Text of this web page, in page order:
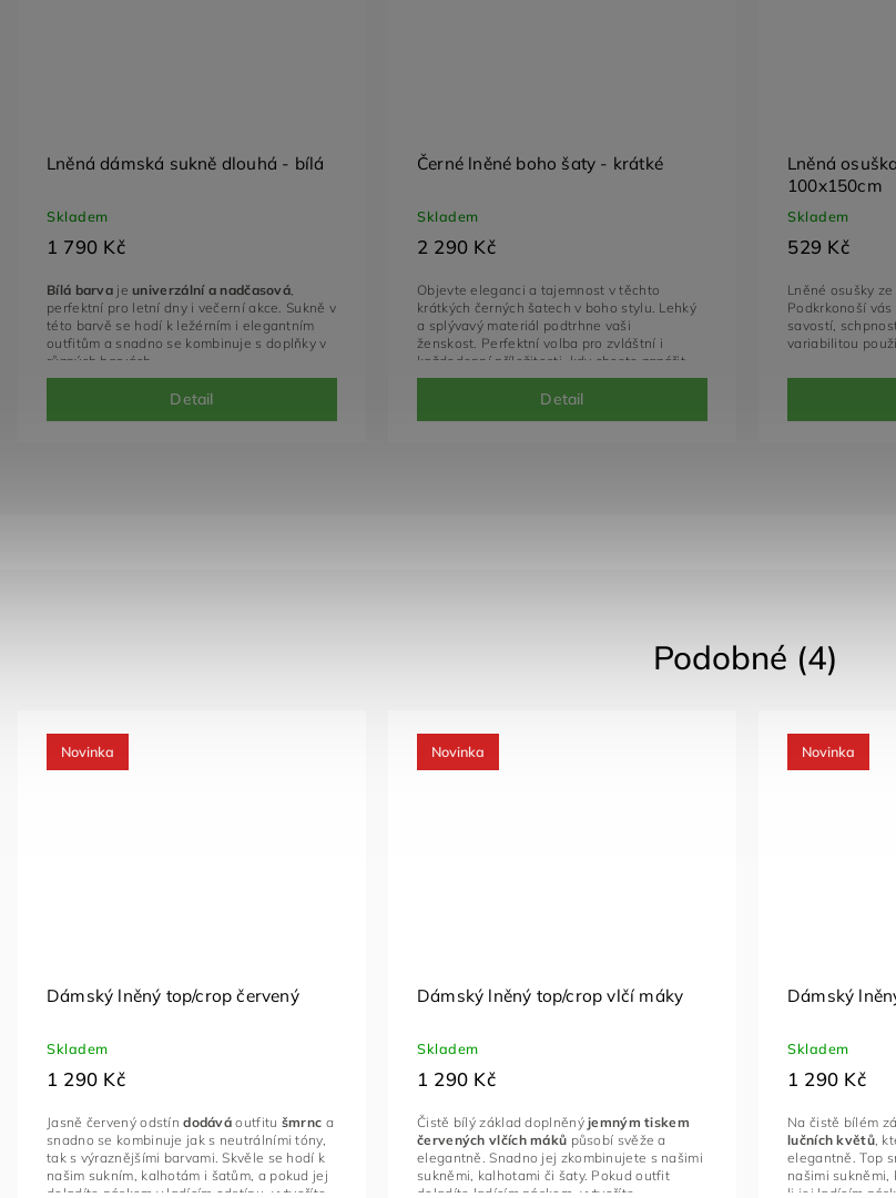
Lněná dámská sukně dlouhá - bílá
Skladem
1 790 Kč
Detail
Bílá barva je univerzální a nadčasová
perfektní pro letní dny i večerní akce. Sukně v
této barvě se hodí k ležérním i elegantním
outfitům a snadno se kombinuje s doplňky v
různých barvách.
Černé lněné boho šaty - krátké
Skladem
2 290 Kč
Detail
Objevte eleganci a tajemnost v těchto
krátkých černých šatech v boho stylu. Lehký
a splývavý materiál podtrhne vaši
ženskost. Perfektní volba pro zvláštní i
každodenní příležitosti, kdy chcete zazářit.
Lněná
100x150cm
Skladem
529 Kč
Lněné osušky
Podkrkonoší
savostí,
variabilitou
Podobné (4)
Novinka
Dámský lněný top/crop červený
Skladem
1 290 Kč
Jasně červený odstíndodává outfitu šmrnc a
snadno se kombinuje jak s neutrálními tóny,
tak s výraznějšími barvami. Skvěle se hodí k
našim sukním, kalhotám i šatům, a pokud jej
doladíte páskem v ladícím odstínu, vytvoříte
Novinka
Dámský lněný top/crop vlčí máky
Skladem
1 290 Kč
Čistě bílý základ doplněnýjemným tiskem
červených vlčích máků působí svěže a
elegantně. Snadno jej zkombinujete s našimi
sukněmi, kalhotami či šaty. Pokud outfit
doladíte ladícím páskem, vytvoříte
Novinka
Dámský
Skladem
1 290 Kč
Na čistě bílém
lučních květů,
elegantně. Top
našimi
li jej ladícím